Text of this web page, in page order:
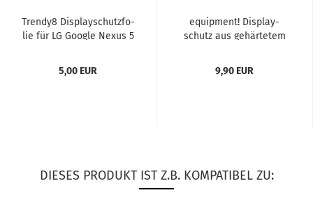
Trendy8 Dis­play­schutz­fo­
lie für LG Goog­le Nexus 5
5,00 EUR
equip­ment! Dis­play­
schutz aus ge­här­te­tem
9,90 EUR
DIESES PRODUKT IST Z.B. KOMPATIBEL ZU: